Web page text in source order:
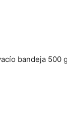
bandeja 500 g